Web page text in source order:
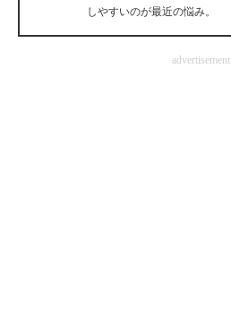
IT製品の技術・比較・事例
製造業のIT導入・活用を支援
しやすいのが最近の悩み。
advertisement